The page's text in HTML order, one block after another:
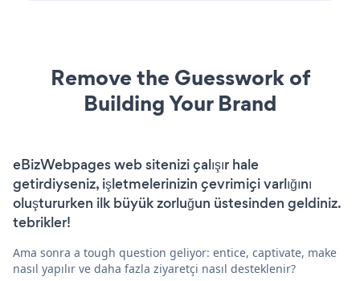
Remove the Guesswork of
Building Your Brand
eBizWebpages web sitenizi çalışır hale
getirdiyseniz, işletmelerinizin çevrimiçi varlığını
oluştururken ilk büyük zorluğun üstesinden geldiniz.
tebrikler!
Ama sonra a tough question geliyor: entice, captivate, make
nasıl yapılır ve daha fazla ziyaretçi nasıl desteklenir?